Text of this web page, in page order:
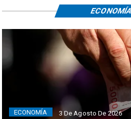
ECONOMÍA 3 De Agosto De 2026
ECONOMÍA